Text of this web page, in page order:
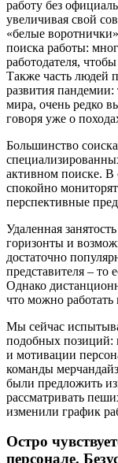
работу без
увеличивая свой
«белые
поиска работы:
работодателя,
Также часть людей
развития пандемии:
мира, очень редко
говоря уже о
Большинство
активном поиске.
спокойно
перспективные
Удаленная
горизонты и
достаточно
представителя – то
Однако
что можно работать
Мы сейчас
подобных позиций:
и мотивации
команды
были предложить
рассматривать
изменили график
Остро
персонале.